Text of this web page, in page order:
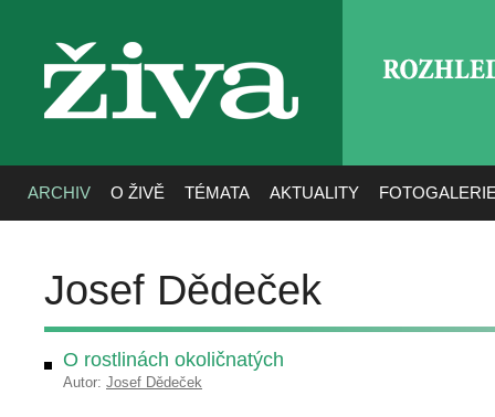
živa
ARCHIV O ŽIVĚ TÉMATA AKTUALITY
Josef Dědeček
O rostlinách okoličnatých
Autor: Josef Dědeček